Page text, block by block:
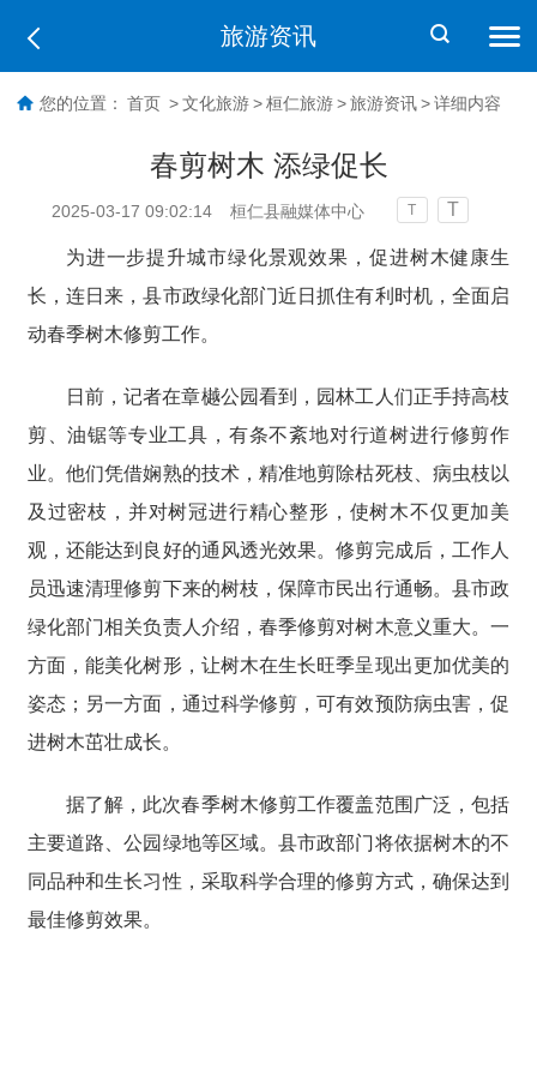
旅游资讯
您的位置： 首页 > 文化旅游 > 桓仁旅游 > 旅游资讯 > 详细内容
春剪树木 添绿促长
2025-03-17 09:02:14 桓仁县融媒体中心 T T
为进一步提升城市绿化景观效果，促进树木健康生
长，连日来，县市政绿化部门近日抓住有利时机，全面启
动春季树木修剪工作。
日前，记者在章樾公园看到，园林工人们正手持高枝
剪、油锯等专业工具，有条不紊地对行道树进行修剪作
业。他们凭借娴熟的技术，精准地剪除枯死枝、病虫枝以
及过密枝，并对树冠进行精心整形，使树木不仅更加美
观，还能达到良好的通风透光效果。修剪完成后，工作人
员迅速清理修剪下来的树枝，保障市民出行通畅。县市政
绿化部门相关负责人介绍，春季修剪对树木意义重大。一
方面，能美化树形，让树木在生长旺季呈现出更加优美的
姿态；另一方面，通过科学修剪，可有效预防病虫害，促
进树木茁壮成长。
据了解，此次春季树木修剪工作覆盖范围广泛，包括
主要道路、公园绿地等区域。县市政部门将依据树木的不
同品种和生长习性，采取科学合理的修剪方式，确保达到
最佳修剪效果。